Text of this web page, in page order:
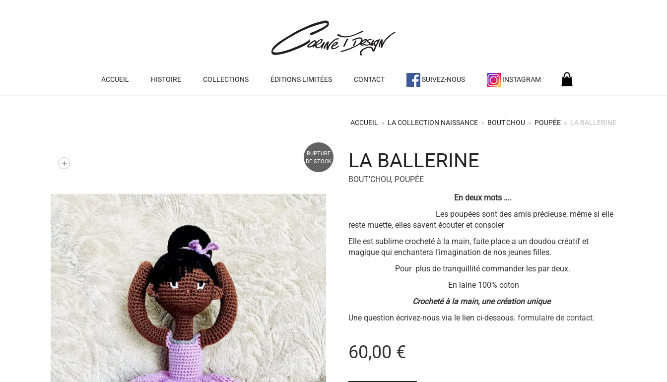
ACCUEIL HISTOIRE COLLECTIONS ÉDITIONS LIMITÉES CONTACT SUIVEZ-NOUS INSTAGRAM
ACCUEIL » LA COLLECTION NAISSANCE » BOUT'CHOU » POUPÉE » LA BALLERINE
RUPTURE
DE STOCK
+ LA BALLERINE
BOUT'CHOU, POUPÉE
En deux mots ….
Les poupées sont des amis précieuse, même si elle
reste muette, elles savent écouter et consoler
Elle est sublime crocheté à la main, faite place a un doudou créatif et
magique qui enchantera l’imagination de nos jeunes filles.
Pour plus de tranquillité commander les par deux.
En laine 100% coton
Crocheté à la main, une création unique
Une question écrivez-nous via le lien ci-dessous. formulaire de contact.
60,00 €